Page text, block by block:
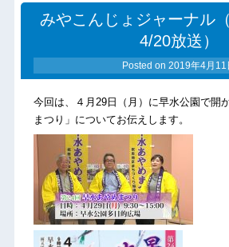
みやこんじょジャーナル
4/20放送）
Posted on 2019年4月11
今回は、４月29日（月）に早水公園で開
まつり」についてお伝えします。